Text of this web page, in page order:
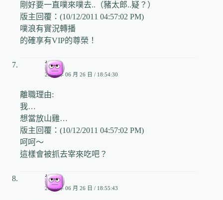
剛好要一直噗來噗去..（豬太郎..疑？）
版主回覆：(10/12/2011 04:57:02 PM)
噗浪有實況轉播
的確享有VIP的尊榮！
撲朔
2009 年 06 月 26 日 / 18:54:30
離職理由:
我…
想當放山雞…
版主回覆：(10/12/2011 04:57:02 PM)
呵呵～
這樣會被抓去宰來吃吧？
撲朔
2009 年 06 月 26 日 / 18:55:43